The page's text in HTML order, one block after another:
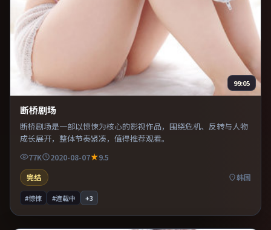
99:05
断桥剧场
断桥剧场是一部以惊悚为核心的影视作品，围绕危机、反转与人物
成长展开，整体节奏紧凑，值得推荐观看。
77K 2020-08-07
9.5
完结
韩国
#惊悚 #连载中 +3